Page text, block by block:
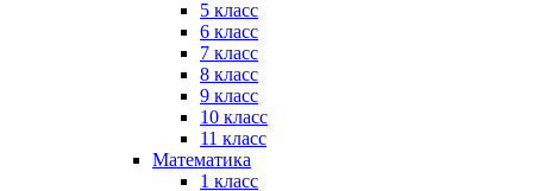
5 класс
6 класс
7 класс
8 класс
9 класс
10 класс
11 класс
Математика
1 класс